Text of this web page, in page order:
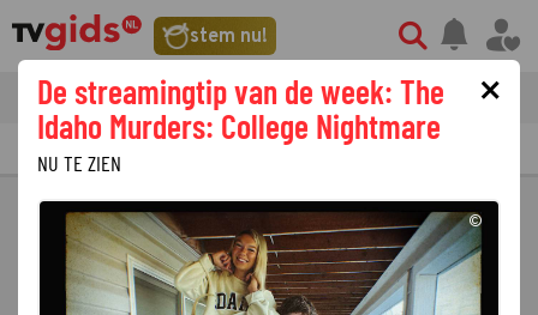
stem nu!
tvgids streaming nieuws
PRIMETIME GEMIST
×
De streamingtip van de week: The
Idaho Murders: College Nightmare
NU TE ZIEN
©